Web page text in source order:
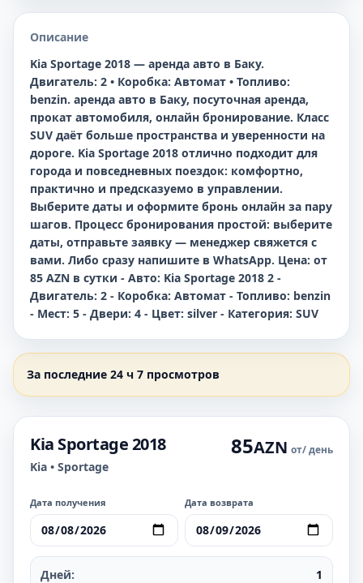
Описание
Kia Sportage 2018 — аренда авто в Баку.
Двигатель: 2 • Коробка: Автомат • Топливо:
benzin. аренда авто в Баку, посуточная аренда,
прокат автомобиля, онлайн бронирование. Класс
SUV даёт больше пространства и уверенности на
дороге. Kia Sportage 2018 отлично подходит для
города и повседневных поездок: комфортно,
практично и предсказуемо в управлении.
Выберите даты и оформите бронь онлайн за пару
шагов. Процесс бронирования простой: выберите
даты, отправьте заявку — менеджер свяжется с
вами. Либо сразу напишите в WhatsApp. Цена: от
85 AZN в сутки - Авто: Kia Sportage 2018 2 -
Двигатель: 2 - Коробка: Автомат - Топливо: benzin
- Мест: 5 - Двери: 4 - Цвет: silver - Категория: SUV
За последние 24 ч 7 просмотров
Kia Sportage 2018
Kia • Sportage
85AZN от/ день
Дата получения Дата возврата
Дней:
1